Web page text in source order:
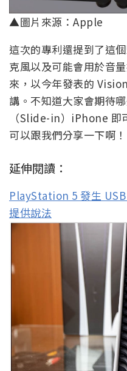
▲圖片來源：Apple
這次的專利還提到了這
克風以及可能會用於音
來，以今年發表的
講。不知道大家會期待
（Slide-in）iPhone 即
可以跟我們分享一下啊！
延伸閱讀：
PlayStation 5 發生
提供說法